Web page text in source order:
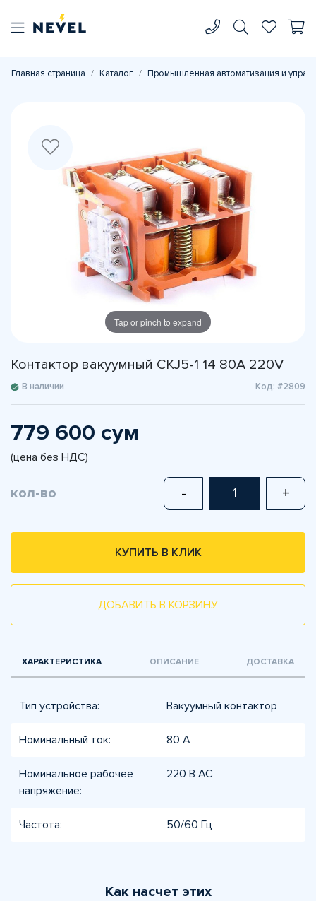
Главная страница Каталог Промышленная автоматизация и
Tap or pinch to expand
Контактор вакуумный CKJ5-1 14 80A 220V
В наличии Код: #2809
779 600 сум
(цена без НДС)
кол-во - +
КУПИТЬ В КЛИК
ДОБАВИТЬ В КОРЗИНУ
ХАРАКТЕРИСТИКА ОПИСАНИЕ ДОСТАВКА
Тип устройства: Вакуумный контактор
Номинальный ток: 80 А
Номинальное рабочее
напряжение:
220 В AC
Частота: 50/60 Гц
Как насчет этих